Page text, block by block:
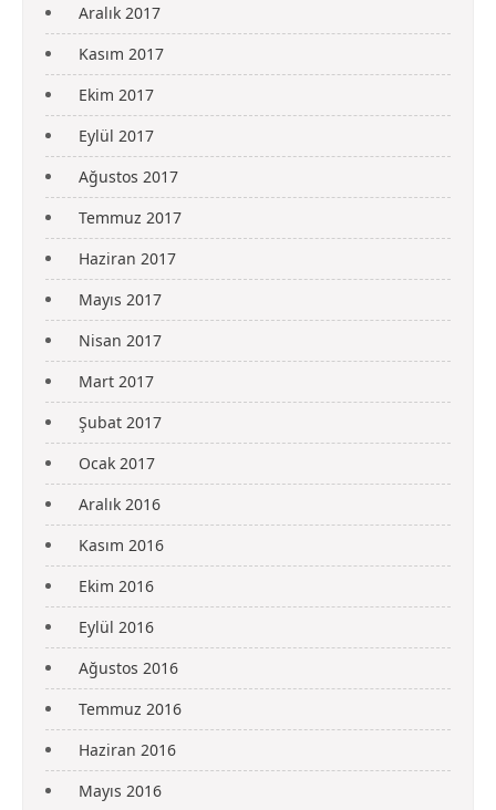
Aralık 2017
Kasım 2017
Ekim 2017
Eylül 2017
Ağustos 2017
Temmuz 2017
Haziran 2017
Mayıs 2017
Nisan 2017
Mart 2017
Şubat 2017
Ocak 2017
Aralık 2016
Kasım 2016
Ekim 2016
Eylül 2016
Ağustos 2016
Temmuz 2016
Haziran 2016
Mayıs 2016